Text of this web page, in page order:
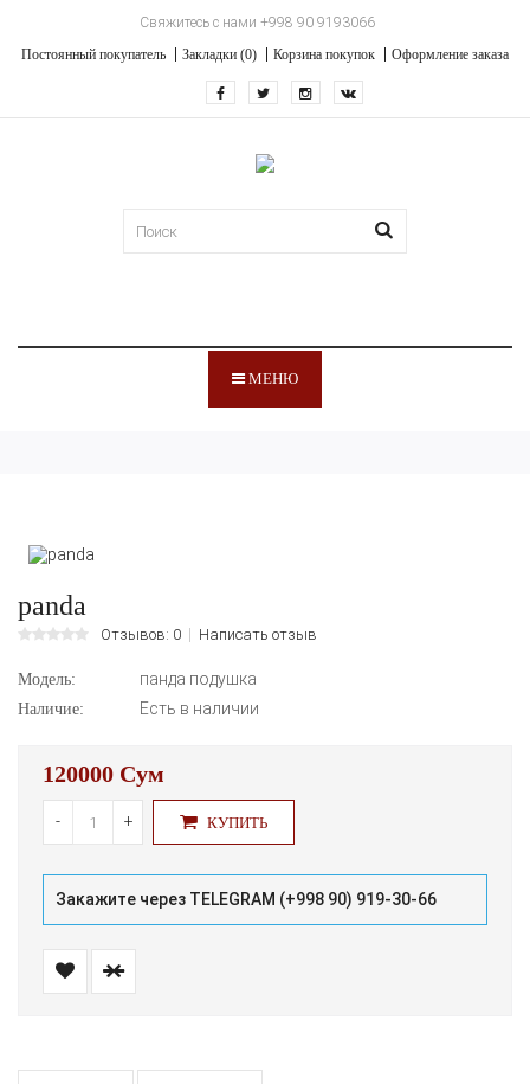
Свяжитесь с нами +998 90 9193066
Постоянный покупатель
Закладки (0) Корзина покупок Оформление заказа
МЕНЮ
panda
Отзывов: 0 Написать отзыв
Модель: панда подушка
Наличие: Есть в наличии
120000 Сум
- + КУПИТЬ
Закажите через TELEGRAM (+998 90) 919-30-66